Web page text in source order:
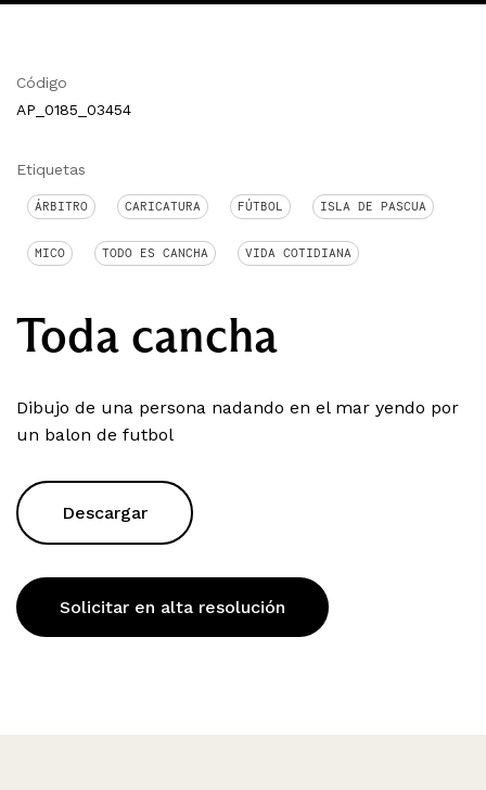
Código
AP_0185_03454
Etiquetas
ÁRBITRO CARICATURA FÚTBOL ISLA DE PASCUA
MICO TODO ES CANCHA VIDA COTIDIANA
Toda cancha
Dibujo de una persona nadando en el mar yendo por
un balon de futbol
Descargar
Solicitar en alta resolución